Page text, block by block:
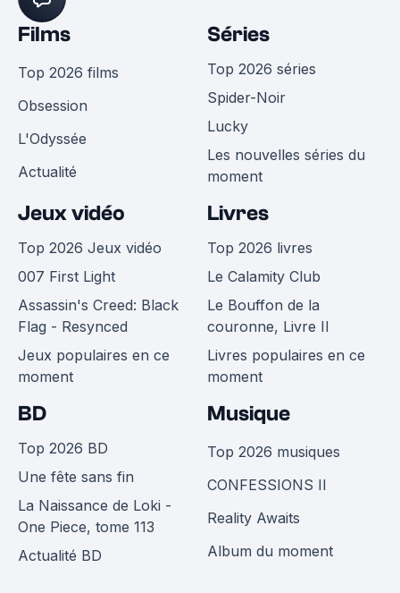
Films
Top 2026 films
Obsession
L'Odyssée
Actualité
Séries
Top 2026 séries
Spider-Noir
Lucky
Les nouvelles séries du
moment
Jeux vidéo
Top 2026 Jeux vidéo
007 First Light
Assassin's Creed: Black
Flag - Resynced
Jeux populaires en ce
moment
Livres
Top 2026 livres
Le Calamity Club
Le Bouffon de la
couronne, Livre II
Livres populaires en ce
moment
BD
Top 2026 BD
Une fête sans fin
La Naissance de Loki -
One Piece, tome 113
Actualité BD
Musique
Top 2026 musiques
CONFESSIONS II
Reality Awaits
Album du moment